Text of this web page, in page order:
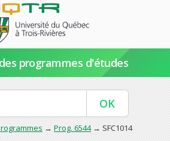
programmes d'études
→ Prog. 6544→ SFC1014